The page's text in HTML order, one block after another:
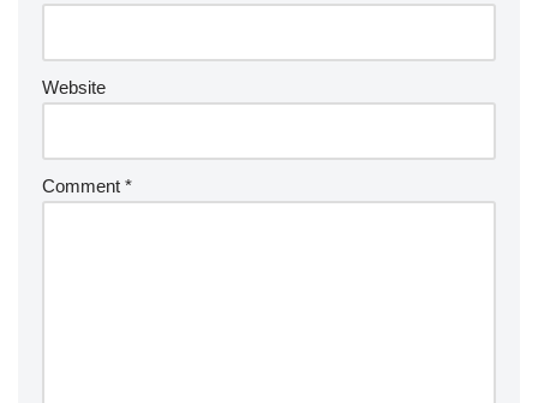
Website
Comment *